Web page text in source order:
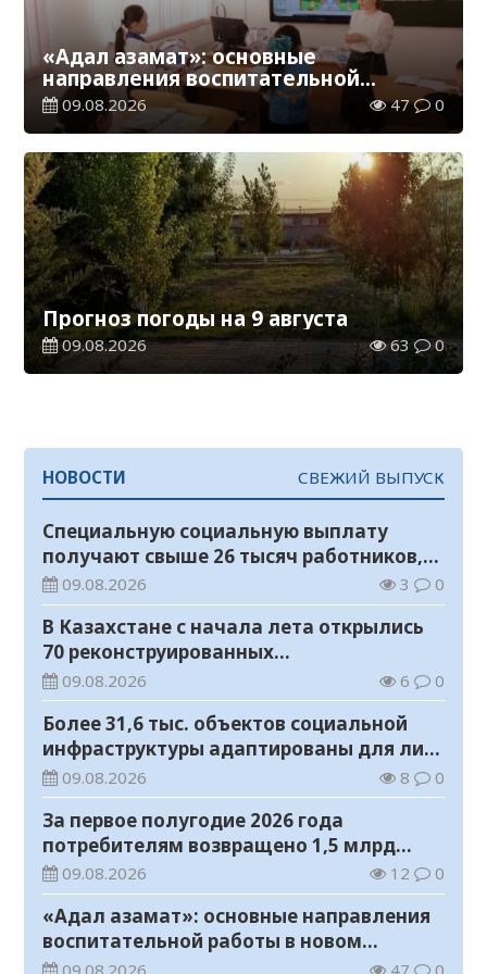
«Адал азамат»: основные
направления воспитательной
работы в новом учебном году
09.08.2026 47 0
Прогноз погоды на 9 августа
09.08.2026 63 0
НОВОСТИ СВЕЖИЙ ВЫПУСК
Специальную социальную выплату
получают свыше 26 тысяч работников,
занятых во вредных условиях труда
09.08.2026 3 0
В Казахстане с начала лета открылись
70 реконструированных
железнодорожных вокзалов
09.08.2026 6 0
Более 31,6 тыс. объектов социальной
инфраструктуры адаптированы для лиц
с инвалидностью
09.08.2026 8 0
За первое полугодие 2026 года
потребителям возвращено 1,5 млрд
тенге
09.08.2026 12 0
«Адал азамат»: основные направления
воспитательной работы в новом
учебном году
09.08.2026 47 0